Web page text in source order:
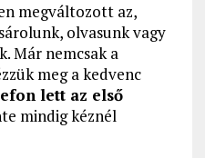
megváltozott az,
olvasunk vagy
Már nemcsak a
meg a kedvenc
lett az első
mindig kéznél